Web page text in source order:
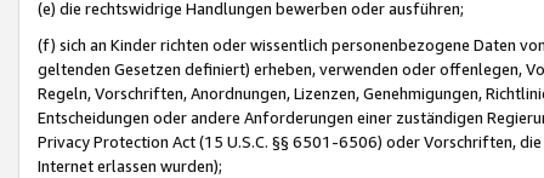
(e) die rechtswidrige Handlungen bewerben oder ausführen;
(f) sich an Kinder richten oder wissentlich personenbezogene Daten
geltenden Gesetzen definiert) erheben, verwenden oder offenlegen,
Regeln, Vorschriften, Anordnungen, Lizenzen, Genehmigungen,
Entscheidungen oder andere Anforderungen einer zuständigen
Privacy Protection Act (15 U.S.C. §§ 6501-6506) oder Vorschriften,
Internet erlassen wurden);